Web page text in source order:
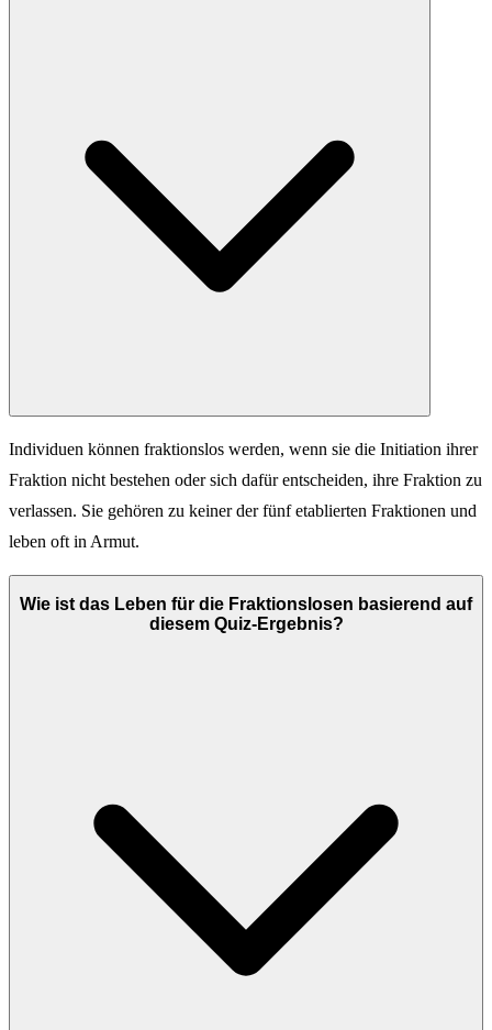
Individuen können fraktionslos werden, wenn sie die Initiation ihrer
Fraktion nicht bestehen oder sich dafür entscheiden, ihre Fraktion zu
verlassen. Sie gehören zu keiner der fünf etablierten Fraktionen und
leben oft in Armut.
Wie ist das Leben für die Fraktionslosen basierend auf
diesem Quiz-Ergebnis?